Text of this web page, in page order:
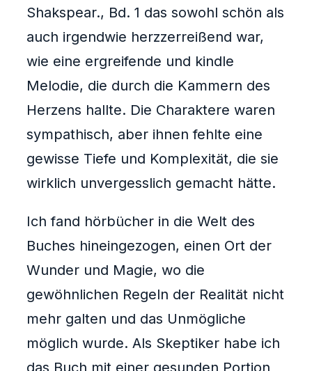
Shakspear., Bd. 1 das sowohl schön als
auch irgendwie herzzerreißend war,
wie eine ergreifende und kindle
Melodie, die durch die Kammern des
Herzens hallte. Die Charaktere waren
sympathisch, aber ihnen fehlte eine
gewisse Tiefe und Komplexität, die sie
wirklich unvergesslich gemacht hätte.
Ich fand hörbücher in die Welt des
Buches hineingezogen, einen Ort der
Wunder und Magie, wo die
gewöhnlichen Regeln der Realität nicht
mehr galten und das Unmögliche
möglich wurde. Als Skeptiker habe ich